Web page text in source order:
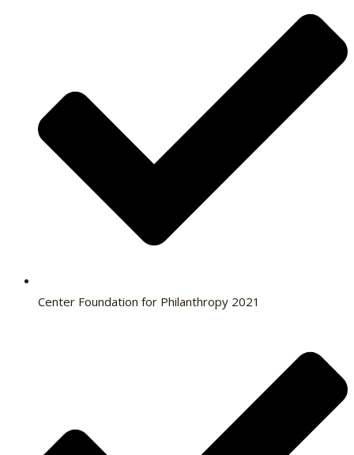
Center Foundation for Philanthropy 2021